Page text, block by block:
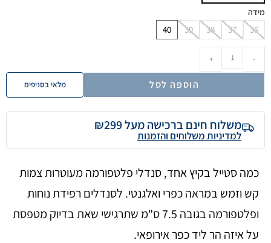
מידה
36
37
38
39
40
-
+
הוספה לסל מלאי בסניפים
משלוח חינם ברכישה מעל ₪299
למדיניות משלוחים והזמנות
כמה סטייל בקיץ אחד, סנדלי פלטפורמה מעוטרות צמות
קש וזמש במראה כפרי ואלגנטי. לסנדלים רפידת נוחות
ופלטפורמה בגובה 7.5 ס"מ שתרגישי שאת בדיוק מטפסת
על איזה הר ליד כפר אירופאי.